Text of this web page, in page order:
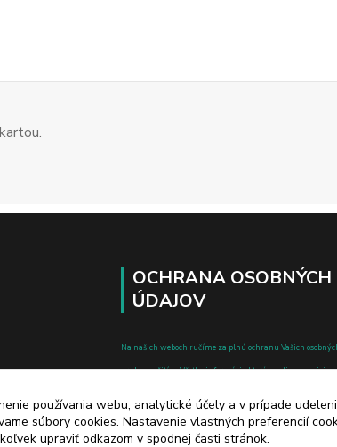
OCHRANA OSOBNÝCH
ÚDAJOV
Na našich weboch ručíme za plnú ochranu Vašich
pred zneužitím. Všetky informácie, ktoré uvediete o svojej
a o zmene a doplnení niektorých zákonov.
používania webu, analytické účely a v prípade
súbory cookies. Nastavenie vlastných preferencií
upraviť odkazom v spodnej časti stránok.